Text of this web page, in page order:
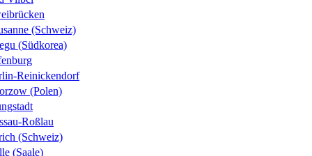
(Schweiz)
(Südkorea)
Reinickendorf
(Polen)
Roßlau
(Schweiz)
(Saale)